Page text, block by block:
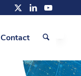
Contact